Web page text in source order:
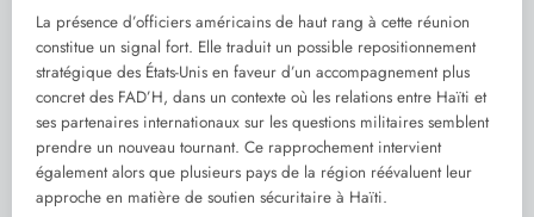
La présence d’officiers américains de haut rang à cette réunion
constitue un signal fort. Elle traduit un possible repositionnement
stratégique des États-Unis en faveur d’un accompagnement plus
concret des FAD’H, dans un contexte où les relations entre Haïti et
ses partenaires internationaux sur les questions militaires semblent
prendre un nouveau tournant. Ce rapprochement intervient
également alors que plusieurs pays de la région réévaluent leur
approche en matière de soutien sécuritaire à Haïti.